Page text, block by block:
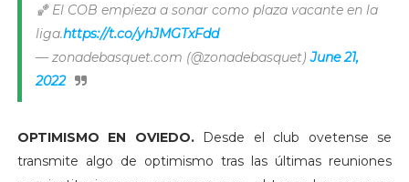
🏀 El COB empieza a sonar como plaza vacante en la
liga.https://t.co/yhJMGTxFdd
— zonadebasquet.com (@zonadebasquet)June 21,
2022
OPTIMISMO EN OVIEDO.Desde el club ovetense se
transmite algo de optimismo tras las últimas reuniones